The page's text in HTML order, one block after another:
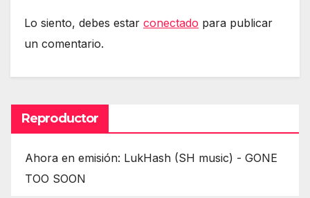
Lo siento, debes estar conectado para publicar
un comentario.
Reproductor
Ahora en emisión: LukHash (SH music) - GONE
TOO SOON